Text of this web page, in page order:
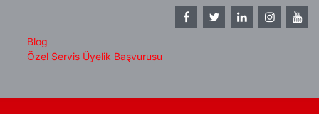
Blog
Özel Servis Üyelik Başvurusu